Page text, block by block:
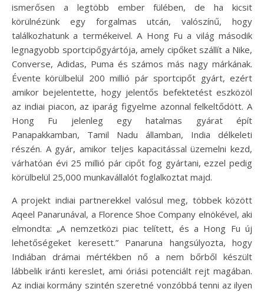
ismerősen a legtöbb ember fülében, de ha kicsit
körülnézünk egy forgalmas utcán, valószínű, hogy
találkozhatunk a termékeivel. A Hong Fu a világ második
legnagyobb sportcipőgyártója, amely cipőket szállít a Nike,
Converse, Adidas, Puma és számos más nagy márkának.
Évente körülbelül 200 millió pár sportcipőt gyárt, ezért
amikor bejelentette, hogy jelentős befektetést eszközöl
az indiai piacon, az iparág figyelme azonnal felkeltődött. A
Hong Fu jelenleg egy hatalmas gyárat épít
Panapakkamban, Tamil Nadu államban, India délkeleti
részén. A gyár, amikor teljes kapacitással üzemelni kezd,
várhatóan évi 25 millió pár cipőt fog gyártani, ezzel pedig
körülbelül 25,000 munkavállalót foglalkoztat majd.
A projekt indiai partnerekkel valósul meg, többek között
Aqeel Panarunával, a Florence Shoe Company elnökével, aki
elmondta: „A nemzetközi piac telített, és a Hong Fu új
lehetőségeket keresett.” Panaruna hangsúlyozta, hogy
Indiában drámai mértékben nő a nem bőrből készült
lábbelik iránti kereslet, ami óriási potenciált rejt magában.
Az indiai kormány szintén szeretné vonzóbbá tenni az ilyen